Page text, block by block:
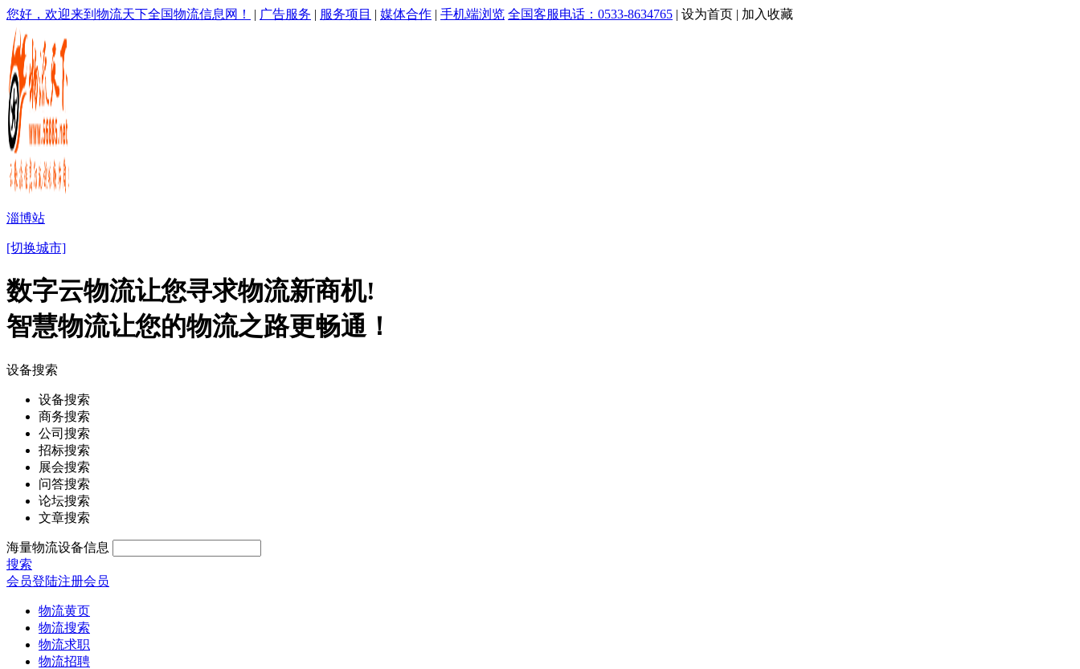
您好，欢迎来到物流天下全国物流信息网！ | 广告服务 | 服务项目 | 媒体合作 | 手机端浏览 全国客服电话：0533-8634765 | 设为首页 | 加入收藏
淄博站
[切换城市]
数字云物流让您寻求物流新商机!
智慧物流让您的物流之路更畅通！
设备搜索
设备搜索
商务搜索
公司搜索
招标搜索
展会搜索
问答搜索
论坛搜索
文章搜索
海量物流设备信息
搜索
会员登陆注册会员
物流黄页
物流搜索
物流求职
物流招聘